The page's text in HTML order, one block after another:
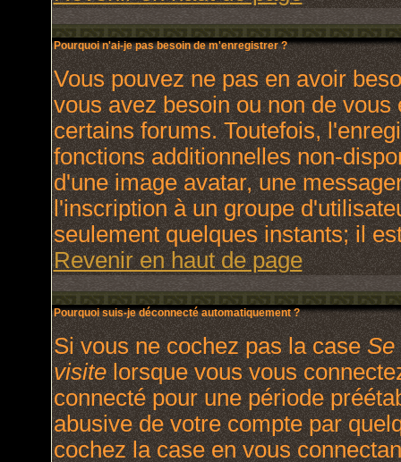
Pourquoi n'ai-je pas besoin de m'enregistrer ?
Vous pouvez ne pas en avoir
vous avez besoin ou non de
certains forums. Toutefois,
fonctions additionnelles non-
d'une image avatar, une
l'inscription à un groupe
seulement quelques instants; il
Revenir en haut de page
Pourquoi suis-je déconnecté automatiquement ?
Si vous ne cochez pas la caseSe
visitelorsque vous vous
connecté pour une période
abusive de votre compte par
cochez la case en vous